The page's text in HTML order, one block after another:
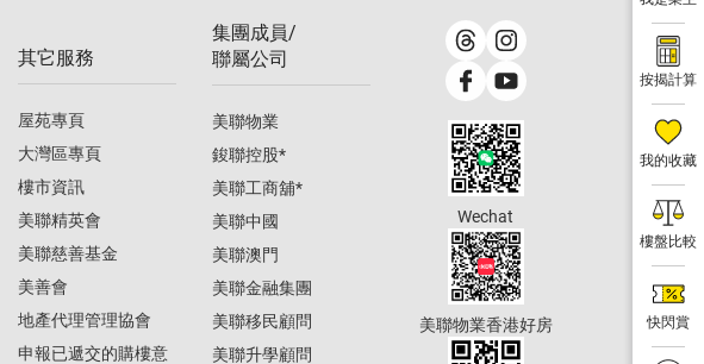
按揭計算
我的收藏
樓盤比較
快閃賞
其它服務
屋苑專頁
大灣區專頁
樓市資訊
美聯精英會
美聯慈善基金
美善會
地產代理管理協會
申報已遞交的購樓意
集團成員/
聯屬公司
美聯物業
鋑聯控股*
美聯工商舖*
美聯中國
美聯澳門
美聯金融集團
美聯移民顧問
美聯升學顧問
Wechat
美聯物業香港好房